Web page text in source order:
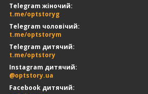
Telegram жіночий:
t.me/optstoryg
Telegram чоловічий:
t.me/optstorym
Telegram дитячий:
t.me/optstory
Instagram дитячий:
@optstory.ua
Facebook дитячий: